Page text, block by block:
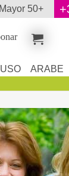
mayor 50+
ARABE